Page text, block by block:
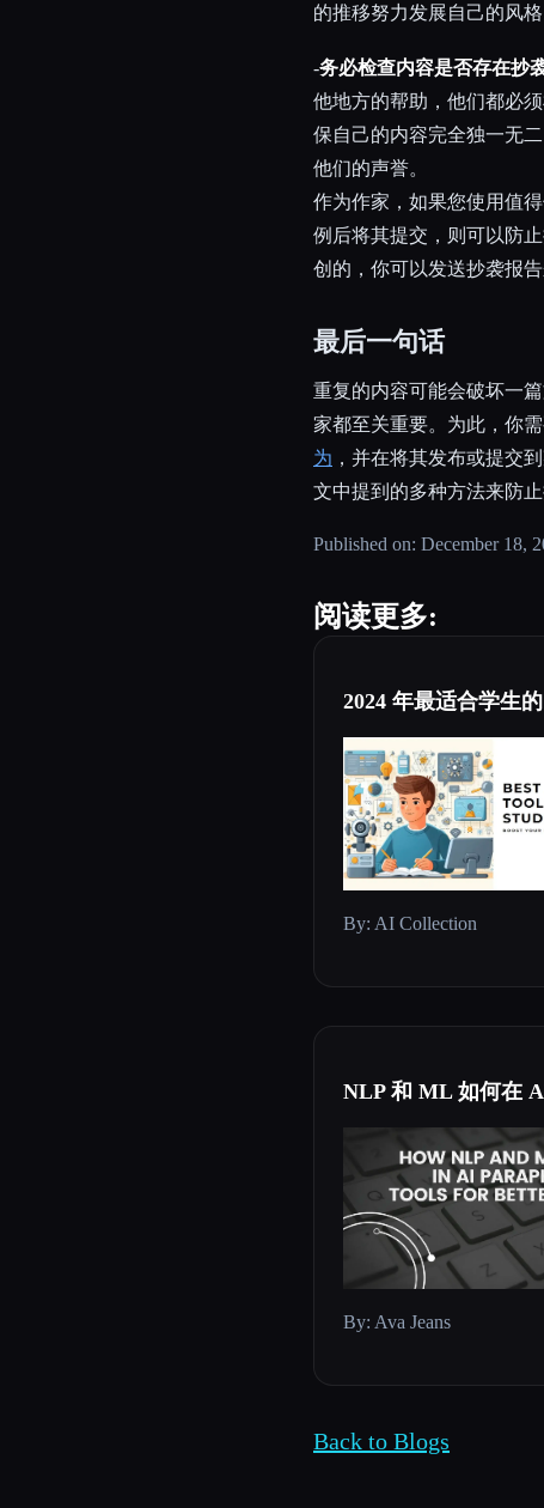
的推移努力发展自己的风格
-务必检查内容是否存在抄
他地方的帮助，他们都必
保自己的内容完全独一无
他们的声誉。
作为作家，如果您使用值
例后将其提交，则可以防
创的，你可以发送抄袭报
最后一句话
重复的内容可能会破坏一
家都至关重要。为此，你
为 ，并在将其发布或提交
文中提到的多种方法来防止
Published on: December 18,
阅读更多:
2024 年最适合学生
By: AI Collection
NLP 和 ML 如何在
By: Ava Jeans
Back to Blogs